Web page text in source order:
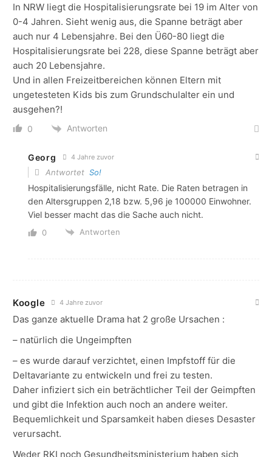
In NRW liegt die Hospitalisierungsrate bei 19 im Alter von
0-4 Jahren. Sieht wenig aus, die Spanne beträgt aber
auch nur 4 Lebensjahre. Bei den Ü60-80 liegt die
Hospitalisierungsrate bei 228, diese Spanne beträgt aber
auch 20 Lebensjahre.
Und in allen Freizeitbereichen können Eltern mit
ungetesteten Kids bis zum Grundschulalter ein und
ausgehen?!
0 Antworten
Georg 4 Jahre zuvor
Antwortet So!
Hospitalisierungsfälle, nicht Rate. Die Raten betragen in
den Altersgruppen 2,18 bzw. 5,96 je 100000 Einwohner.
Viel besser macht das die Sache auch nicht.
0 Antworten
Koogle 4 Jahre zuvor
Das ganze aktuelle Drama hat 2 große Ursachen :
– natürlich die Ungeimpften
– es wurde darauf verzichtet, einen Impfstoff für die
Deltavariante zu entwickeln und frei zu testen.
Daher infiziert sich ein beträchtlicher Teil der Geimpften
und gibt die Infektion auch noch an andere weiter.
Bequemlichkeit und Sparsamkeit haben dieses Desaster
verursacht.
Weder RKI noch Gesundheitsministerium haben sich